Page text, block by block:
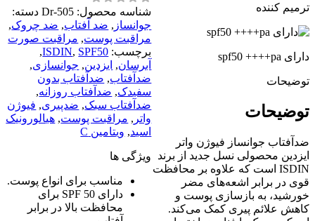
شناسه محصول: Dr-505 دسته:
جوانساز , ضد آفتاب, ضد چروک,
مراقبت پوست, مراقبت صورت
برچسب:
ISDIN, SPF50
,
آبرسان, ایزدین, جوانسازی,
ضدآفتاب, ضدآفتاب بدون
سفیدک, ضدآفتاب روزانه,
ضدآفتاب سبک, ضدپیری, فیوژن
واتر , مراقبت پوست, هیالورونیک
اسید, ویتامین C
ویژگی ها
مناسب برای انواع پوست.
دارای SPF 50 برای
محافظت بالا در برابر
ترمیم کننده
دارای spf50 ++++pa
توضیحات
توضیحات
ضدآفتاب جوانساز فیوژن واتر
ایزدین محصولی نسل جدید از برند
ISDIN است که علاوه بر محافظت
قوی در برابر اشعه‌های مضر
خورشید، به بازسازی پوست و
کاهش علائم پیری کمک می‌کند.